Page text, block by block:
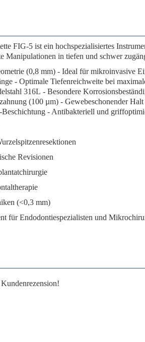
FIG-5 ist ein hochspezialisiertes
Manipulationen in tiefen und schwer
(0,8 mm) - Ideal für mikroinvasive
- Optimale Tiefenreichweite bei
316L - Besondere
(100 µm) - Gewebeschonender
- Antibakteriell und
Revisionen
(<0,3 mm)
für Endodontiespezialisten und